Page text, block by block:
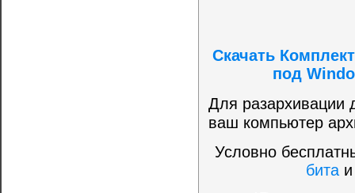
Скачать
под
Для разархивации
ваш компьютер
Условно
бита